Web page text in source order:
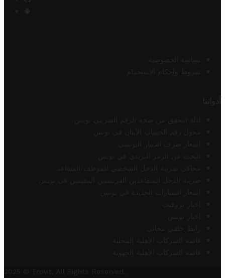
سياسة الخصوصية
شروط وأحكام الاستخدام
أدواتنا
أداة التحقق من صحة الرقم الضريبي تونس
محول رقم الحساب الآيبان في تونس
أسعار صرف الدينار التونسي
البحث عن الرمز البريدي في تونس
محاكي ضريبة الدخل الشخصي للموظف/المتقاعد
ضريبة الدخل للمتقاعدين الفرنسيين المقيمين في تونس
أسعار السيارات الجديدة في تونس
أخبار تروفيت
أخبار تونس
رابط خلفي مجاني
قائمة الشركات الأهلية المحلية
قائمة الشركات الأهلية الجهوية
2025 © Trovit. All Rights Reserved.